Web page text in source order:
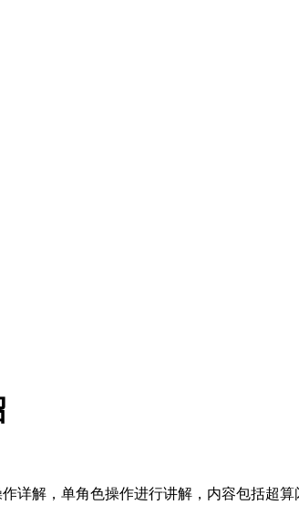
详解，单角色操作进行讲解，内容包括超